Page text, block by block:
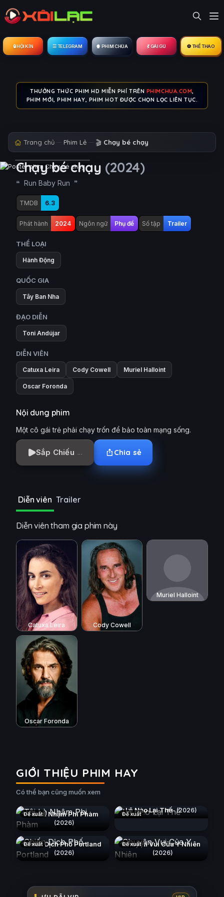
🔒︎ HỘI KÍN ☰ TELEGRAM 🍿 PHIM CHÙA 💃 GÁI GÚ ⚽ THỂ THAO
THƯỞNG THỨC PHIM HD MIỄN PHÍ TRÊN PHIMCHUA.COM,
PHIM MỚI, PHIM HAY, PHIM HOT ĐƯỢC CHỌN LỌC LIÊN TỤC.
Trang chủ Phim Lẻ 🎬 Chạy bé chạy
Chạy bé chạy (2024)
Run Baby Run
TMDB 6.3
Phát hành 2024 Ngôn ngữ Phụ đề Số tập Trailer
THỂ LOẠI
Hành Động
QUỐC GIA
Tây Ban Nha
ĐẠO DIỄN
Toni Andújar
DIỄN VIÊN
Catuxa Leira Cody Cowell Muriel Halloint
Oscar Foronda
Nội dung phim
Một cô gái trẻ phải chạy trốn để bảo toàn mạng sống.
Sắp Chiếu Chia sẻ
Diễn viên Trailer
Diễn viên tham gia phim này
Catuxa Leira Cody Cowell
Muriel Halloint
Oscar Foronda
GIỚI THIỆU PHIM HAY
Có thể bạn cũng muốn xem
Đề xuất
Tôi Là Nhậm Phi Phàm
(2026)
Đề xuất
Lẽ Nào Lại Thế (2026)
Đề xuất
Chiến Dịch Phố Portland
(2026)
Đề xuất
Chuyện Vui Của Y Nhiên
(2026)